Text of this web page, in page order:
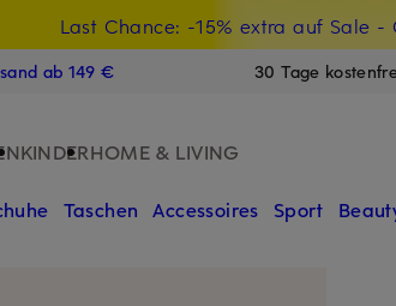
Last Chance: -15% extra auf Sale -
15€-Willkommensgutschein mit
ab 149 € 30 Tage
KINDERHOME & LIVING
Taschen Accessoires Sport